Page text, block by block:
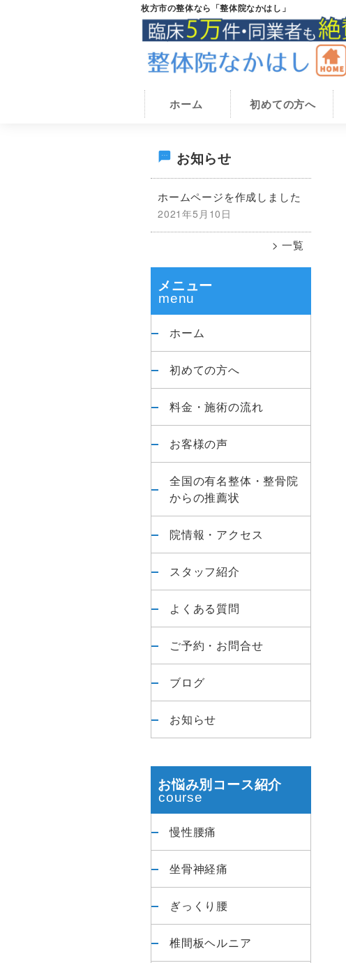
枚方市の整体なら「整体院なかはし」
枚
方
市
枚
方
腰・
膝・
ホーム 初めての方へ
最
初
の
サ
イ
ド
バ
ー
お知らせ
ホームページを作成しました
2021年5月10日
一覧
メニュー
ホーム
初めての方へ
料金・施術の流れ
お客様の声
全国の有名整体・整骨院
からの推薦状
院情報・アクセス
スタッフ紹介
よくある質問
ご予約・お問合せ
ブログ
お知らせ
お悩み別コース紹介
慢性腰痛
坐骨神経痛
ぎっくり腰
椎間板ヘルニア